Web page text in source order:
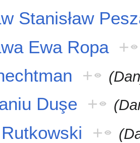
Stanisław
Ewa Ropa +
+
Duşe +
+